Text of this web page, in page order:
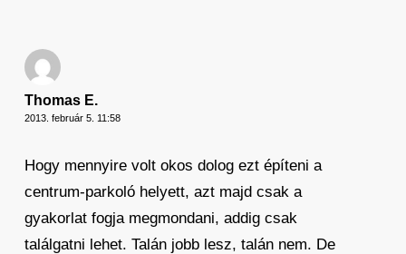
Thomas E.
2013. február 5. 11:58
Hogy mennyire volt okos dolog ezt építeni a
centrum-parkoló helyett, azt majd csak a
gyakorlat fogja megmondani, addig csak
találgatni lehet. Talán jobb lesz, talán nem. De